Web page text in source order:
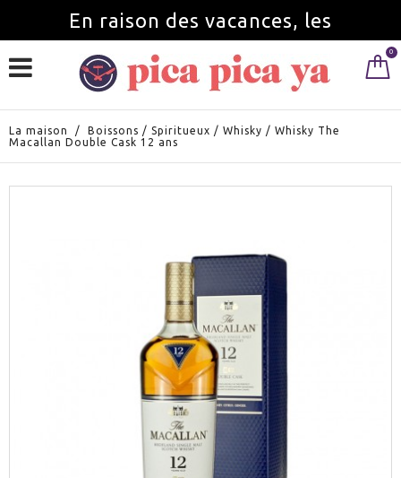
En raison des vacances, les
commandes seront servies à partir du 0
La maison / Boissons / Spiritueux / Whisky / Whisky The
Macallan Double Cask 12 ans